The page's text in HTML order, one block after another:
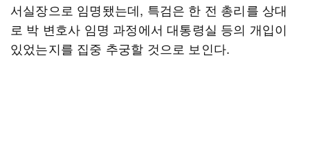
서실장으로 임명됐는데, 특검은 한 전 총리를 상대
로 박 변호사 임명 과정에서 대통령실 등의 개입이
있었는지를 집중 추궁할 것으로 보인다.